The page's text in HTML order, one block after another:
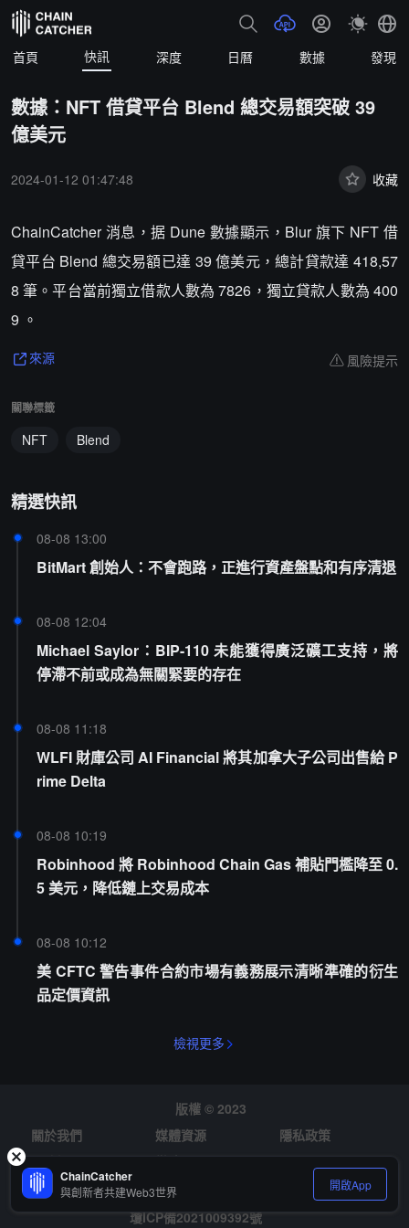
首頁 快訊 深度 日曆 數據 發現
數據：NFT 借貸平台 Blend 總交易額突破 39
億美元
2024-01-12 01:47:48 收藏
ChainCatcher 消息，据 Dune 數據顯示，Blur 旗下 NFT 借
貸平台 Blend 總交易額已達 39 億美元，總計貸款達 418,57
8 筆。平台當前獨立借款人數為 7826，獨立貸款人數為 400
9 。
來源 風險提示
關聯標籤
NFT Blend
精選快訊
08-08 13:00
BitMart 創始人：不會跑路，正進行資產盤點和有序清退
08-08 12:04
Michael Saylor：BIP-110 未能獲得廣泛礦工支持，將
停滯不前或成為無關緊要的存在
08-08 11:18
WLFI 財庫公司 AI Financial 將其加拿大子公司出售給 P
rime Delta
08-08 10:19
Robinhood 將 Robinhood Chain Gas 補貼門檻降至 0.
5 美元，降低鏈上交易成本
08-08 10:12
美 CFTC 警告事件合約市場有義務展示清晰準確的衍生
品定價資訊
檢視更多
版權 © 2023
關於我們
媒體資源
隱私政策
風險提示
徵才
瓊ICP備2021009392號
ChainCatcher
與創新者共建Web3世界 開啟App